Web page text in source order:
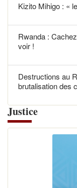
Kizito Mihigo : «
Rwanda :
voir !
Destructions au
brutalisation des
Justice